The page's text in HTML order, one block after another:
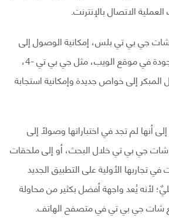
الاتصال بالإنترنت.
جي بي تي بلس، إمكانية الوصول إلى
ميزات مماثلة لتلك الموجودة في موقع الويب، مثل جي بي تي -4،
المبكر إلى خواص جديدة وإمكانية استجابة
أنها لم تجد في اختباراتها وصولًا إلى
شات جي بي تي خلال البحث، أو إلى ملحقات
الأولية على التطبيق الجديد
لأنه يُعد واجهة أفضل بكثير من محاولة
شات جي بي تي في متصفح الهاتف.